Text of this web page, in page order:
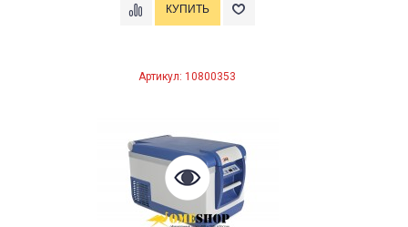
Артикул: 10800353